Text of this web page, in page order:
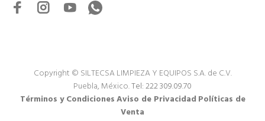
Copyright © SILTECSA LIMPIEZA Y EQUIPOS S.A. de C.V.
Puebla, México.Tel: 222 309.09.70
Términos y CondicionesAviso de Privacidad Políticas de
Venta